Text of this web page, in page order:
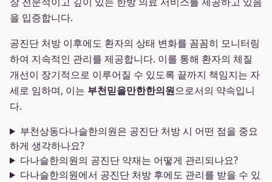
을 입증합니다.
공진단 처방 이후에도 환자의 상태 변화를 꼼꼼히 모니터링
하여 지속적인 관리를 제공합니다. 이를 통해 환자의 체질
개선이 장기적으로 이루어질 수 있도록 끝까지 책임지는 자
세로 임하며, 이는 부천믿을만한한의원으로서의 약속입니
다.
부천상동다나슬한의원은 공진단 처방 시 어떤 점을 중요
하게 생각하나요?
다나슬한의원의 공진단 약재는 어떻게 관리되나요?
다나슬한의원에서 공진단 처방 후에도 관리를 받을 수 있